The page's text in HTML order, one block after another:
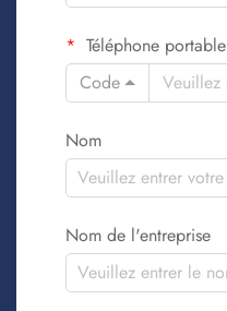
Téléphone portable
Code
Nom
Nom de l'entreprise